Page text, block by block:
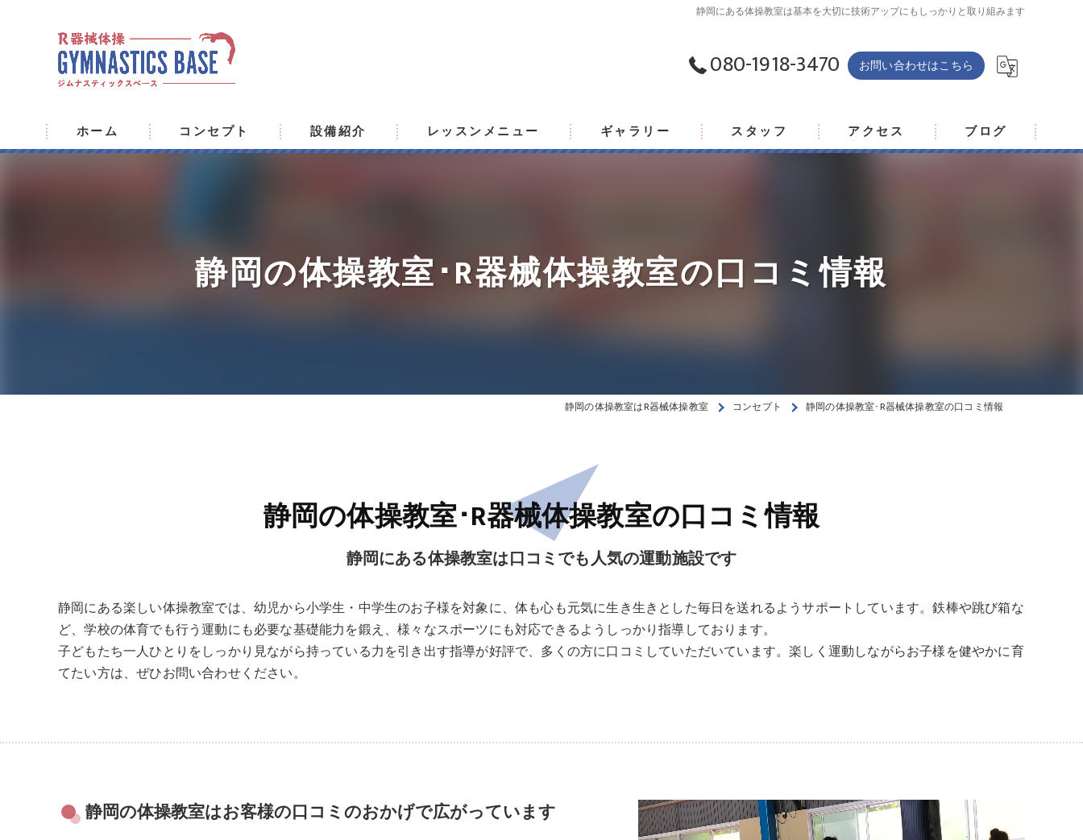
静岡にある体操教室は基本を大切に技術アップにもしっかりと取り組みます
080-1918-3470 お問い合わせはこちら
ホーム コンセプト 設備紹介 レッスンメニュー ギャラリー スタッフ アクセス ブログ
静岡の体操教室･R器械体操教室の口コミ情報
静岡の体操教室はR器械体操教室 コンセプト 静岡の体操教室･R器械体操教室の口コミ情報
静岡にある体操教室は口コミでも人気の運動施設です
静岡の体操教室･R器械体操教室の口コミ情報
静岡にある楽しい体操教室では、幼児から小学生・中学生のお子様を対象に、体も心も元気に生き生きとした毎日を送れるようサポートしています。鉄棒や跳び箱な
ど、学校の体育でも行う運動にも必要な基礎能力を鍛え、様々なスポーツにも対応できるようしっかり指導しております。
子どもたち一人ひとりをしっかり見ながら持っている力を引き出す指導が好評で、多くの方に口コミしていただいています。楽しく運動しながらお子様を健やかに育
てたい方は、ぜひお問い合わせください。
静岡の体操教室はお客様の口コミのおかげで広がっています